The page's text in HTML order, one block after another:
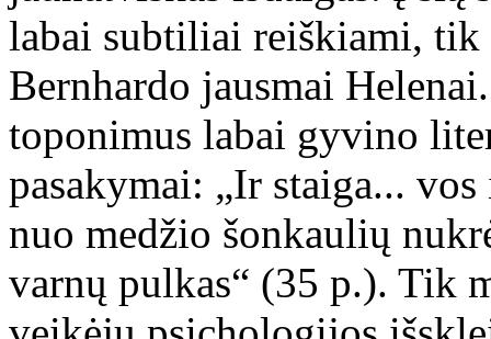
labai subtiliai reiškiami, tik
Bernhardo jausmai
toponimus labai gyvino
pasakymai: „Ir staiga...
nuo medžio šonkaulių
varnų pulkas“ (35 p.). Tik